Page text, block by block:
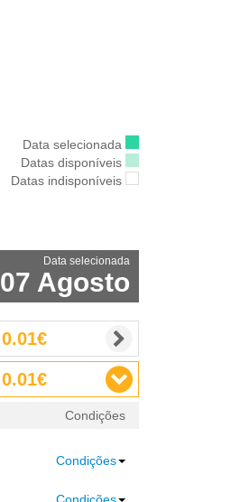
Data selecionada
Datas disponíveis
Datas indisponíveis
Data selecionada
07 Agosto
0.01€
0.01€
Condições
Condições